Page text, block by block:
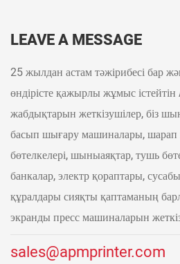
LEAVE A MESSAGE
25 жылдан астам тәжірибесі бар
өндірісте қажырлы жұмыс
жабдықтарын жеткізушілер, біз
басып шығару машиналары, шарап
бөтелкелері, шыныаяқтар, тушь
банкалар, электр қораптары,
құралдары сияқты қаптаманың
экранды пресс машиналарын
sales@apmprinter.com